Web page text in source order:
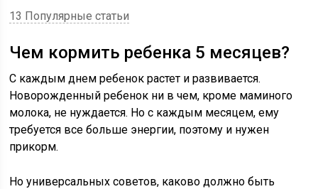
13 Популярные статьи
Чем кормить ребенка 5 месяцев?
С каждым днем ребенок растет и развивается.
Новорожденный ребенок ни в чем, кроме маминого
молока, не нуждается. Но с каждым месяцем, ему
требуется все больше энергии, поэтому и нужен
прикорм.
Но универсальных советов, каково должно быть